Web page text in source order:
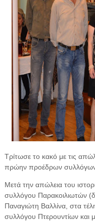
Τρίτωσε το κακό με τις
πρώην προέδρων συλλόγων
Μετά την απώλεια του
συλλόγου Παρακοιλιωτών
Παναγιώτη Βαλλίνα, στα
συλλόγου Πτερουντίων και